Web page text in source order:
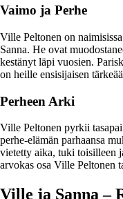
Vaimo ja Perhe
Ville Peltonen on
Sanna. He ovat
kestänyt läpi vuosien.
on heille ensisijaisen
Perheen Arki
Ville Peltonen pyrkii
perhe-elämän parhaansa
vietetty aika, tuki toisilleen
arvokas osa Ville Peltonen
Ville ja Sanna –